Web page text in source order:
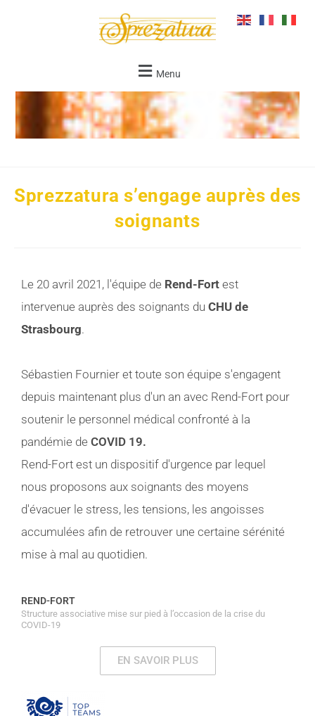
Menu
Sprezzatura s’engage auprès des
soignants
Le 20 avril 2021, l'équipe de Rend-Fort est
intervenue auprès des soignants du CHU de
Strasbourg.
Sébastien Fournier et toute son équipe s'engagent
depuis maintenant plus d'un an avec Rend-Fort pour
soutenir le personnel médical confronté à la
pandémie de COVID 19.
Rend-Fort est un dispositif d'urgence par lequel
nous proposons aux soignants des moyens
d'évacuer le stress, les tensions, les angoisses
accumulées afin de retrouver une certaine sérénité
mise à mal au quotidien.
REND-FORT
Structure associative mise sur pied à l’occasion de la crise du
COVID-19
EN SAVOIR PLUS